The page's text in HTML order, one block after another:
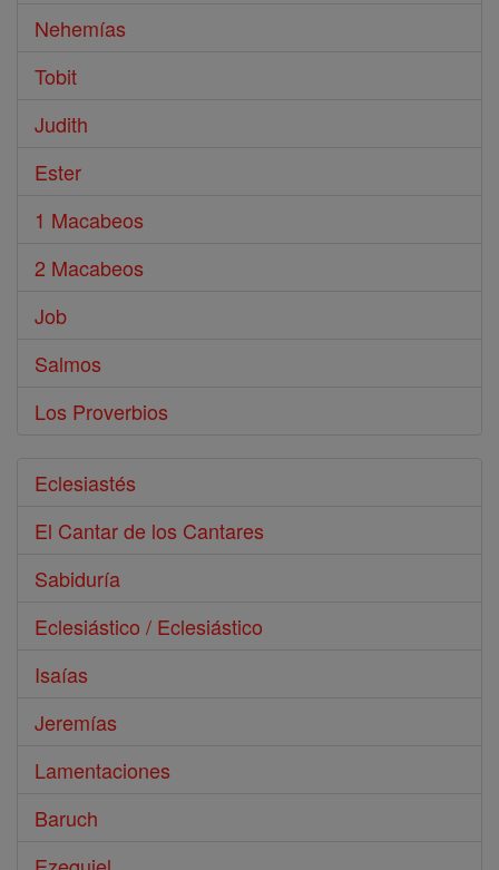
Nehemías
Tobit
Judith
Ester
1 Macabeos
2 Macabeos
Job
Salmos
Los Proverbios
Eclesiastés
El Cantar de los Cantares
Sabiduría
Eclesiástico / Eclesiástico
Isaías
Jeremías
Lamentaciones
Baruch